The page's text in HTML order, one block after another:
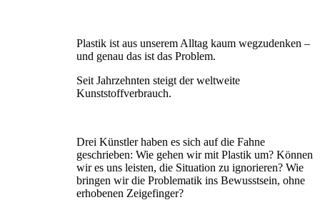
Plastik ist aus unserem Alltag kaum wegzudenken –
und genau das ist das Problem.
Seit Jahrzehnten steigt der weltweite
Kunststoffverbrauch.
Drei Künstler haben es sich auf die Fahne
geschrieben: Wie gehen wir mit Plastik um? Können
wir es uns leisten, die Situation zu ignorie­ren? Wie
bringen wir die Problematik ins Bewusstsein, ohne
erhobenen Zeigefinger?